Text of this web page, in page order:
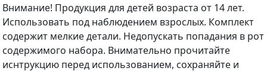
Внимание! Продукция для детей возраста от 14 лет.
Использовать под наблюдением взрослых. Комплект
содержит мелкие детали. Недопускать попадания в рот
содержимого набора. Внимательно прочитайте
иснтрукцию перед использованием, сохраняйте и